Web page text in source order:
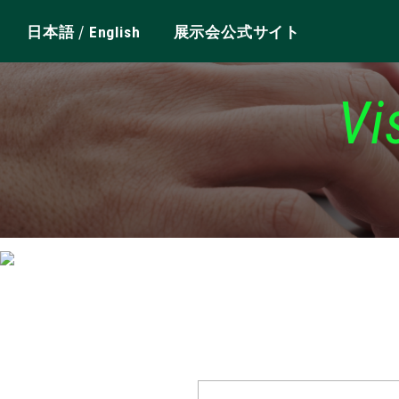
日本語/ English 展示会公式サイト